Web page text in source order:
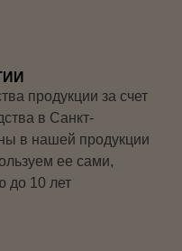
продукции за счет
в Санкт-
в нашей продукции
ее сами,
до 10 лет